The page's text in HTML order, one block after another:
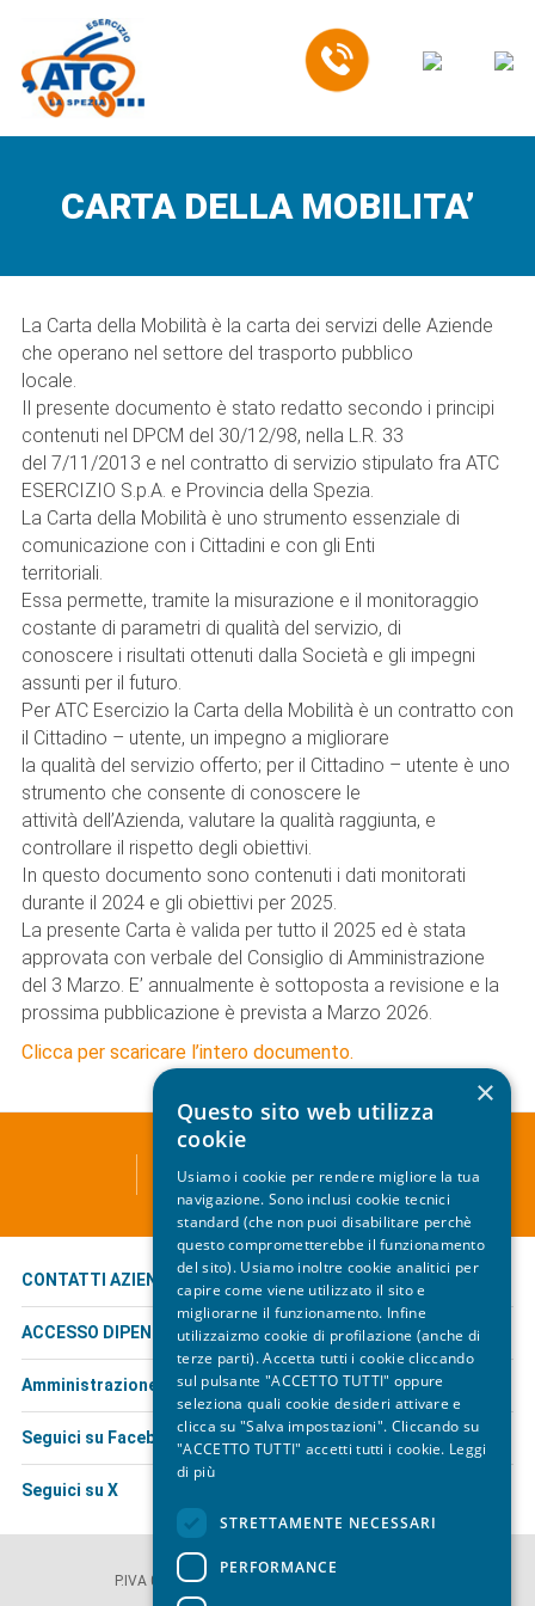
CARTA DELLA MOBILITA’
La Carta della Mobilità è la carta dei servizi delle Aziende
che operano nel settore del trasporto pubblico
locale.
Il presente documento è stato redatto secondo i principi
contenuti nel DPCM del 30/12/98, nella L.R. 33
del 7/11/2013 e nel contratto di servizio stipulato fra ATC
ESERCIZIO S.p.A. e Provincia della Spezia.
La Carta della Mobilità è uno strumento essenziale di
comunicazione con i Cittadini e con gli Enti
territoriali.
Essa permette, tramite la misurazione e il monitoraggio
costante di parametri di qualità del servizio, di
conoscere i risultati ottenuti dalla Società e gli impegni
assunti per il futuro.
Per ATC Esercizio la Carta della Mobilità è un contratto con
il Cittadino – utente, un impegno a migliorare
la qualità del servizio offerto; per il Cittadino – utente è uno
strumento che consente di conoscere le
attività dell’Azienda, valutare la qualità raggiunta, e
controllare il rispetto degli obiettivi.
In questo documento sono contenuti i dati monitorati
durante il 2024 e gli obiettivi per 2025.
La presente Carta è valida per tutto il 2025 ed è stata
approvata con verbale del Consiglio di Amministrazione
del 3 Marzo. E’ annualmente è sottoposta a revisione e la
prossima pubblicazione è prevista a Marzo 2026.
Clicca per scaricare l’intero documento.
Via Leopardi, 1 - 19124 La Spezia
CONTATTI AZIENDALI
ACCESSO DIPENDENTI
Amministrazione trasparente
Seguici su Facebook
Seguici su X
© ATC Esercizio S.p.A.
P.IVA 01222260117 | Iscrizione REA SP 110812
PEC atceserciziospa@legalmail.it
×
Questo sito web utilizza
cookie
Usiamo i cookie per rendere migliore la tua
navigazione. Sono inclusi cookie tecnici
standard (che non puoi disabilitare perchè
questo comprometterebbe il funzionamento
del sito). Usiamo inoltre cookie analitici per
capire come viene utilizzato il sito e
migliorarne il funzionamento. Infine
utilizzaizmo cookie di profilazione (anche di
terze parti). Accetta tutti i cookie cliccando
sul pulsante "ACCETTO TUTTI" oppure
seleziona quali cookie desideri attivare e
clicca su "Salva impostazioni". Cliccando su
"ACCETTO TUTTI" accetti tutti i cookie. Leggi
di più
STRETTAMENTE NECESSARI
PERFORMANCE